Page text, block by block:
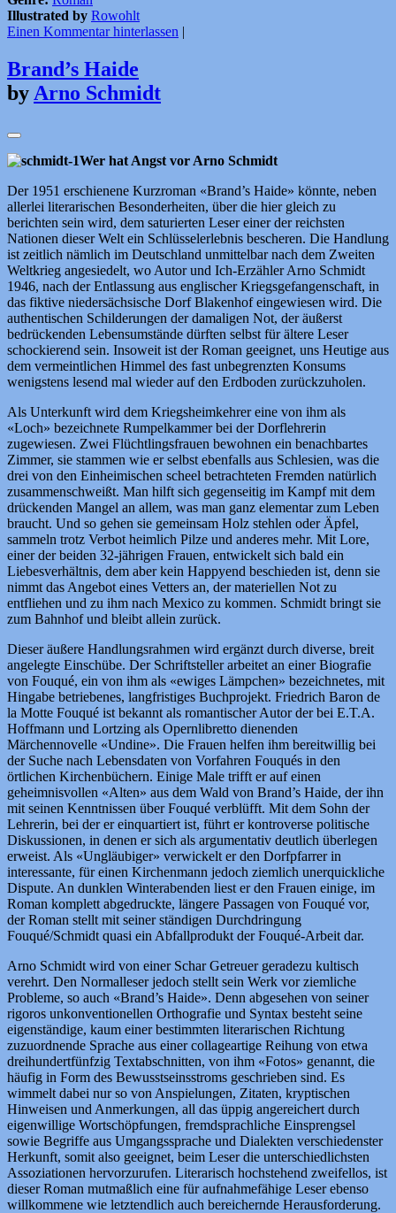
Illustrated by Rowohlt
Einen Kommentar hinterlassen |
Brand’s Haide
by Arno Schmidt
Wer hat Angst vor Arno Schmidt
Der 1951 erschienene Kurzroman «Brand’s Haide» könnte, neben
allerlei literarischen Besonderheiten, über die hier gleich zu
berichten sein wird, dem saturierten Leser einer der reichsten
Nationen dieser Welt ein Schlüsselerlebnis bescheren. Die Handlung
ist zeitlich nämlich im Deutschland unmittelbar nach dem Zweiten
Weltkrieg angesiedelt, wo Autor und Ich-Erzähler Arno Schmidt
1946, nach der Entlassung aus englischer Kriegsgefangenschaft, in
das fiktive niedersächsische Dorf Blakenhof eingewiesen wird. Die
authentischen Schilderungen der damaligen Not, der äußerst
bedrückenden Lebensumstände dürften selbst für ältere Leser
schockierend sein. Insoweit ist der Roman geeignet, uns Heutige aus
dem vermeintlichen Himmel des fast unbegrenzten Konsums
wenigstens lesend mal wieder auf den Erdboden zurückzuholen.
Als Unterkunft wird dem Kriegsheimkehrer eine von ihm als
«Loch» bezeichnete Rumpelkammer bei der Dorflehrerin
zugewiesen. Zwei Flüchtlingsfrauen bewohnen ein benachbartes
Zimmer, sie stammen wie er selbst ebenfalls aus Schlesien, was die
drei von den Einheimischen scheel betrachteten Fremden natürlich
zusammenschweißt. Man hilft sich gegenseitig im Kampf mit dem
drückenden Mangel an allem, was man ganz elementar zum Leben
braucht. Und so gehen sie gemeinsam Holz stehlen oder Äpfel,
sammeln trotz Verbot heimlich Pilze und anderes mehr. Mit Lore,
einer der beiden 32-jährigen Frauen, entwickelt sich bald ein
Liebesverhältnis, dem aber kein Happyend beschieden ist, denn sie
nimmt das Angebot eines Vetters an, der materiellen Not zu
entfliehen und zu ihm nach Mexico zu kommen. Schmidt bringt sie
zum Bahnhof und bleibt allein zurück.
Dieser äußere Handlungsrahmen wird ergänzt durch diverse, breit
angelegte Einschübe. Der Schriftsteller arbeitet an einer Biografie
von Fouqué, ein von ihm als «ewiges Lämpchen» bezeichnetes, mit
Hingabe betriebenes, langfristiges Buchprojekt. Friedrich Baron de
la Motte Fouqué ist bekannt als romantischer Autor der bei E.T.A.
Hoffmann und Lortzing als Opernlibretto dienenden
Märchennovelle «Undine». Die Frauen helfen ihm bereitwillig bei
der Suche nach Lebensdaten von Vorfahren Fouqués in den
örtlichen Kirchenbüchern. Einige Male trifft er auf einen
geheimnisvollen «Alten» aus dem Wald von Brand’s Haide, der ihn
mit seinen Kenntnissen über Fouqué verblüfft. Mit dem Sohn der
Lehrerin, bei der er einquartiert ist, führt er kontroverse politische
Diskussionen, in denen er sich als argumentativ deutlich überlegen
erweist. Als «Ungläubiger» verwickelt er den Dorfpfarrer in
interessante, für einen Kirchenmann jedoch ziemlich unerquickliche
Dispute. An dunklen Winterabenden liest er den Frauen einige, im
Roman komplett abgedruckte, längere Passagen von Fouqué vor,
der Roman stellt mit seiner ständigen Durchdringung
Fouqué/Schmidt quasi ein Abfallprodukt der Fouqué-Arbeit dar.
Arno Schmidt wird von einer Schar Getreuer geradezu kultisch
verehrt. Den Normalleser jedoch stellt sein Werk vor ziemliche
Probleme, so auch «Brand’s Haide». Denn abgesehen von seiner
rigoros unkonventionellen Orthografie und Syntax besteht seine
eigenständige, kaum einer bestimmten literarischen Richtung
zuzuordnende Sprache aus einer collageartige Reihung von etwa
dreihundertfünfzig Textabschnitten, von ihm «Fotos» genannt, die
häufig in Form des Bewusstseinsstroms geschrieben sind. Es
wimmelt dabei nur so von Anspielungen, Zitaten, kryptischen
Hinweisen und Anmerkungen, all das üppig angereichert durch
eigenwillige Wortschöpfungen, fremdsprachliche Einsprengsel
sowie Begriffe aus Umgangssprache und Dialekten verschiedenster
Herkunft, somit also geeignet, beim Leser die unterschiedlichsten
Assoziationen hervorzurufen. Literarisch hochstehend zweifellos, ist
dieser Roman mutmaßlich eine für aufnahmefähige Leser ebenso
willkommene wie letztendlich auch bereichernde Herausforderung.